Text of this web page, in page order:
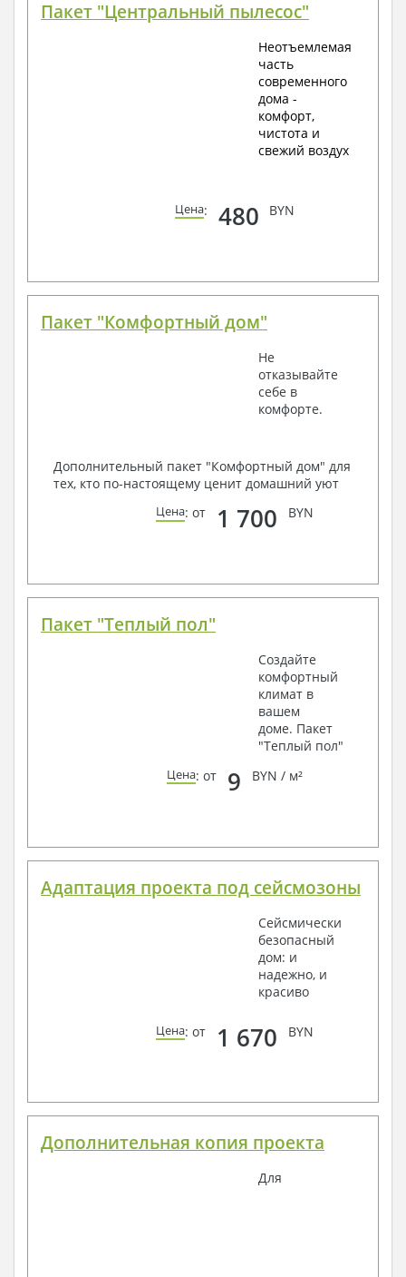
Пакет "Центральный пылесос"
Неотъемлемая
часть
современного
дома -
комфорт,
чистота и
свежий воздух
Цена: 480 BYN
Пакет "Комфортный дом"
Не
отказывайте
себе в
комфорте.
Дополнительный пакет "Комфортный дом" для
тех, кто по-настоящему ценит домашний уют
Цена: от 1 700 BYN
Пакет "Теплый пол"
Создайте
комфортный
климат в
вашем
доме. Пакет
"Теплый пол"
Цена: от 9 BYN / м²
Адаптация проекта под сейсмозоны
Сейсмически
безопасный
дом: и
надежно, и
красиво
Цена: от 1 670 BYN
Дополнительная копия проекта
Для